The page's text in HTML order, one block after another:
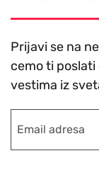
Prijavi se na
cemo ti
vestima iz